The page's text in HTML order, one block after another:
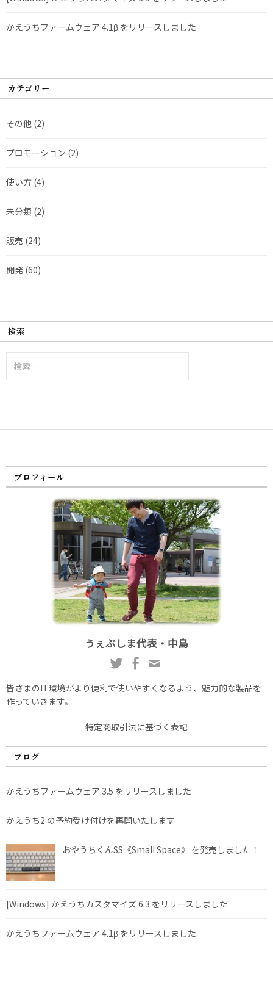
かえうちファームウェア 4.1β をリリースしました
カテゴリー
その他 (2)
プロモーション (2)
使い方 (4)
未分類 (2)
販売 (24)
開発 (60)
検索
索:
プロフィール
うぇぶしま代表・中島
皆さまのIT環境がより便利で使いやすくなるよう、魅力的な製品を
作っていきます。
特定商取引法に基づく表記
ブログ
かえうちファームウェア 3.5 をリリースしました
かえうち2 の予約受け付けを再開いたします
おやうちくんSS《Small Space》 を発売しました！
[Windows] かえうちカスタマイズ 6.3 をリリースしました
かえうちファームウェア 4.1β をリリースしました